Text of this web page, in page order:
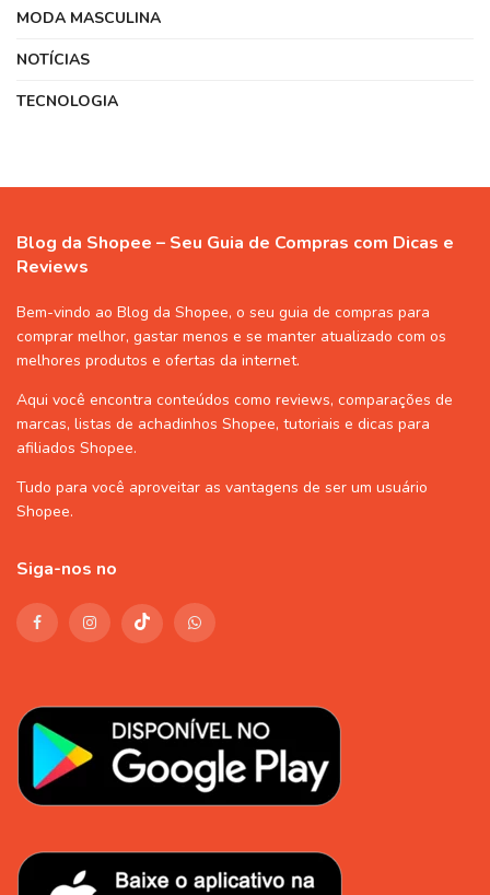
MODA MASCULINA
NOTÍCIAS
TECNOLOGIA
Blog da Shopee – Seu Guia de Compras com Dicas e
Reviews
Bem-vindo ao Blog da Shopee, o seu guia de compras para
comprar melhor, gastar menos e se manter atualizado com os
melhores produtos e ofertas da internet.
Aqui você encontra conteúdos como reviews, comparações de
marcas, listas de achadinhos Shopee, tutoriais e dicas para
afiliados Shopee.
Tudo para você aproveitar as vantagens de ser um usuário
Shopee.
Siga-nos no